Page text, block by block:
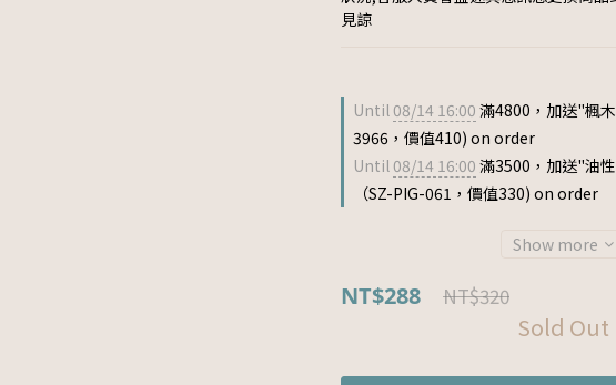
見諒
Until 08/14 16:00 滿4800，加送"楓
3966，價值410) on order
Until 08/14 16:00 滿3500，加送"油
（SZ-PIG-061，價值330) on order
Show more
NT$288 NT$320
Sold Out